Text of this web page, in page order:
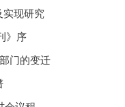
实现研究
》序
门的变迁